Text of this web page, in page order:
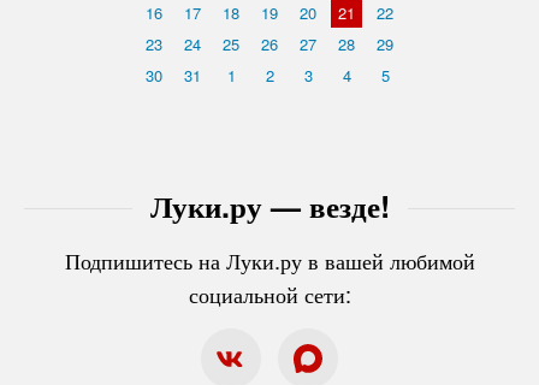
Луки.ру — везде!
Подпишитесь на Луки.ру в вашей любимой
социальной сети:
16
17 18 19 20 21
22
23
24 25 26 27 28
29
30
31 1 2 3 4 5